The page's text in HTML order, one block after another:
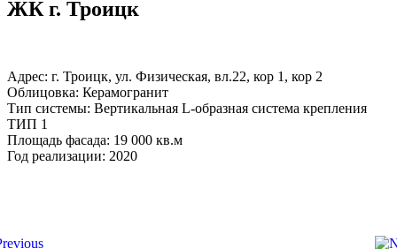
ЖК г. Троицк
Адрес: г. Троицк, ул. Физическая, вл.22, кор 1, кор 2
Облицовка: Керамогранит
Тип системы: Вертикальная L-образная система крепления
ТИП 1
Площадь фасада: 19 000 кв.м
Год реализации: 2020